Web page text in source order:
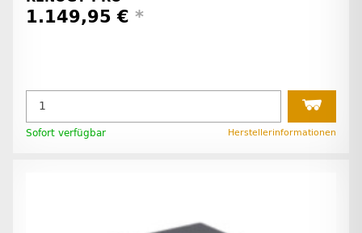
1.149,95 € *
Sofort verfügbar Herstellerinformationen